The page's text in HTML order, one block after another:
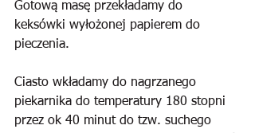
Gotową masę przekładamy do
keksówki wyłożonej papierem do
pieczenia.
Ciasto wkładamy do nagrzanego
piekarnika do temperatury 180 stopni
przez ok 40 minut do tzw. suchego